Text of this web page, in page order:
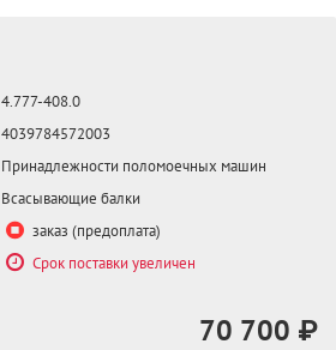
4.777-408.0
4039784572003
Принадлежности поломоечных машин
Всасывающие балки
заказ (предоплата)
Срок поставки увеличен
70 700 ₽